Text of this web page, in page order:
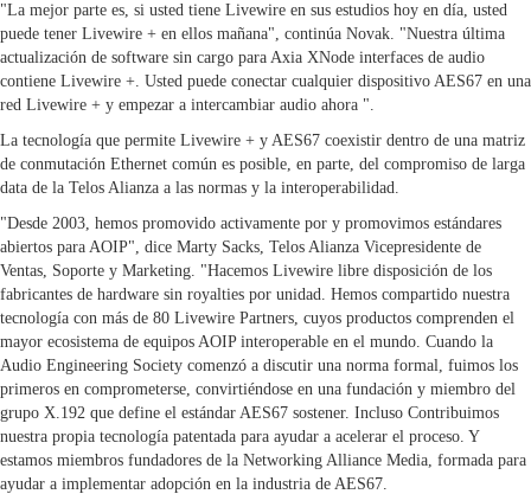
"La mejor parte es, si usted tiene Livewire en sus estudios hoy en día, usted
puede tener Livewire + en ellos mañana", continúa Novak. "Nuestra última
actualización de software sin cargo para Axia XNode interfaces de audio
contiene Livewire +. Usted puede conectar cualquier dispositivo AES67 en una
red Livewire + y empezar a intercambiar audio ahora ".
La tecnología que permite Livewire + y AES67 coexistir dentro de una matriz
de conmutación Ethernet común es posible, en parte, del compromiso de larga
data de la Telos Alianza a las normas y la interoperabilidad.
"Desde 2003, hemos promovido activamente por y promovimos estándares
abiertos para AOIP", dice Marty Sacks, Telos Alianza Vicepresidente de
Ventas, Soporte y Marketing. "Hacemos Livewire libre disposición de los
fabricantes de hardware sin royalties por unidad. Hemos compartido nuestra
tecnología con más de 80 Livewire Partners, cuyos productos comprenden el
mayor ecosistema de equipos AOIP interoperable en el mundo. Cuando la
Audio Engineering Society comenzó a discutir una norma formal, fuimos los
primeros en comprometerse, convirtiéndose en una fundación y miembro del
grupo X.192 que define el estándar AES67 sostener. Incluso Contribuimos
nuestra propia tecnología patentada para ayudar a acelerar el proceso. Y
estamos miembros fundadores de la Networking Alliance Media, formada para
ayudar a implementar adopción en la industria de AES67.